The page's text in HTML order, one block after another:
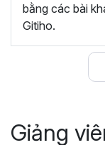
nhưSUM,
thuật hay
Những thiết
lập theme,
đường kẻ
và gán nội
bằng các bài
Gitiho.
Giảng